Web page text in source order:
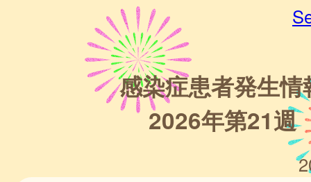
感染症患者発生情
2026年第21週